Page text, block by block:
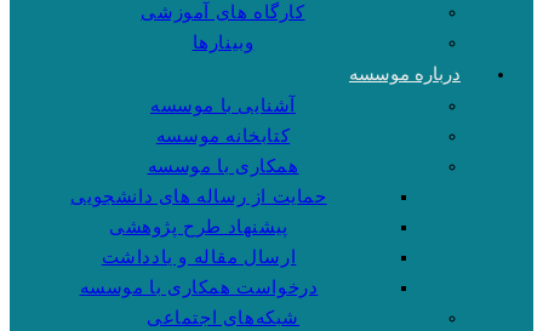
کارگاه های آموزشی
وبینارها
درباره موسسه
آشنایی با موسسه
کتابخانه موسسه
همکاری با موسسه
حمایت از رساله های دانشجویی
پیشنهاد طرح پژوهشی
ارسال مقاله و یادداشت
درخواست همکاری با موسسه
شبکه‌های اجتماعی